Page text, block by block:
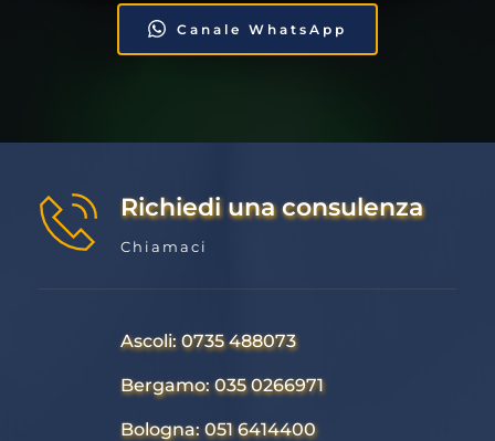
Canale WhatsApp
Richiedi una consulenza
Chiamaci
Ascoli: 0735 488073
Bergamo: 035 0266971
Bologna: 051 6414400